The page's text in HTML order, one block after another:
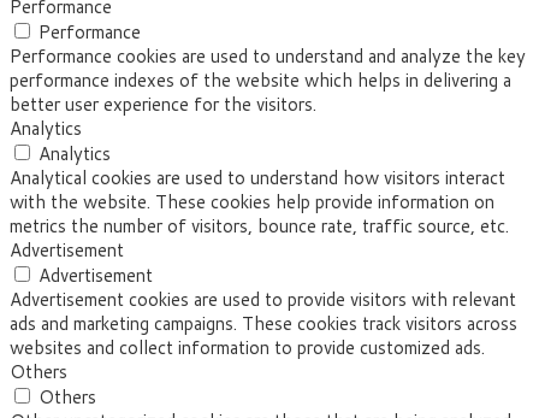
Performance
Performance
Performance cookies are used to understand and analyze the key
performance indexes of the website which helps in delivering a
better user experience for the visitors.
Analytics
Analytics
Analytical cookies are used to understand how visitors interact
with the website. These cookies help provide information on
metrics the number of visitors, bounce rate, traffic source, etc.
Advertisement
Advertisement
Advertisement cookies are used to provide visitors with relevant
ads and marketing campaigns. These cookies track visitors across
websites and collect information to provide customized ads.
Others
Others